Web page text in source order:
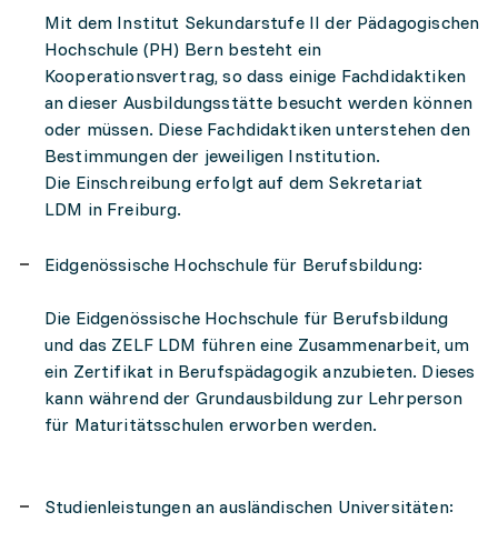
Mit dem Institut Sekundarstufe II der Pädagogischen
Hochschule (PH) Bern besteht ein
Kooperationsvertrag, so dass einige Fachdidaktiken
an dieser Ausbildungsstätte besucht werden können
oder müssen. Diese Fachdidaktiken unterstehen den
Bestimmungen der jeweiligen Institution.
Die Einschreibung erfolgt auf dem Sekretariat
LDM in Freiburg.
Eidgenössische Hochschule für Berufsbildung:
Die Eidgenössische Hochschule für Berufsbildung
und das ZELF LDM führen eine Zusammenarbeit, um
ein Zertifikat in Berufspädagogik anzubieten. Dieses
kann während der Grundausbildung zur Lehrperson
für Maturitätsschulen erworben werden.
Studienleistungen an ausländischen Universitäten: